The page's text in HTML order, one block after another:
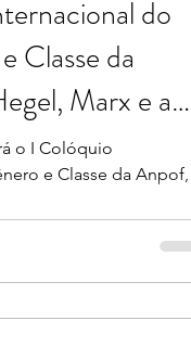
do
Classe da
Marx e a
VI Colóquio
na UFES
o I Colóquio
e Classe da Anpof,